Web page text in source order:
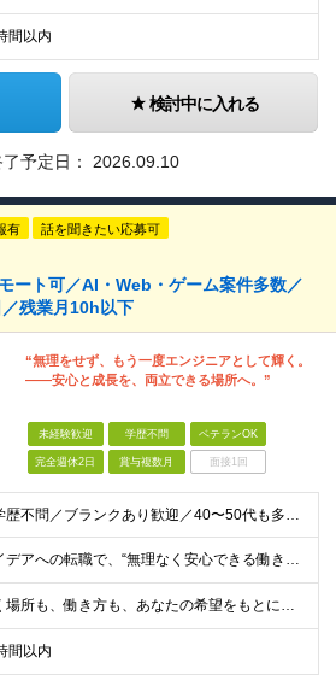
間以内
検討中に入れる
予定日： 2026.09.10
有 話を聞きたい応募可
ート可／AI・Web・ゲーム案件多数／
残業月10h以下
“無理をせず、もう一度エンジニアとして輝く。
――安心と成長を、両立できる場所へ。”
未経験歓迎 学歴不問 ベテランOK
完全週休2日 賞与複数月 面接1回
＜学歴不問／ブランクあり歓迎／40〜50代も多数活躍中＞ ■システム開発・インフラ構築など、いずれかの実務経験をお持ちの方 （開発・運用・保守・設計など、フェーズ・年数は問いません） ◎ブランクの
◎イデアへの転職で、“無理なく安心できる働き方”を。 月給35万円〜＋賞与年2回（前年度実績4ヶ月分） ★経験・スキル・年齢をしっかり考慮し決定します ★時間外手当は全額支給 ★試用期間6ヵ月（雇用
働く場所も、働き方も、あなたの希望をもとに決めていきます。 本社のある静岡を中心に、関東・東海エリアで多彩なプロジェクトを展開中。 在宅・出社・リモート併用など、ライフスタイルに合わせて選べます。
間以内